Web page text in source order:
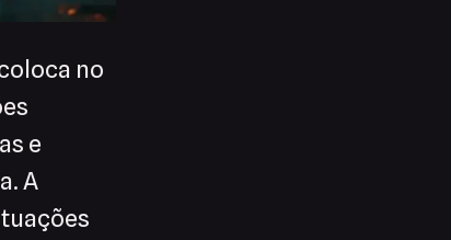
no
e
A